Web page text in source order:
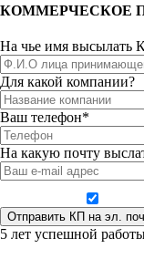
КОММЕРЧЕСКОЕ
На чье имя высылать
Для какой компании?
Ваш телефон*
На какую почту
5 лет успешной